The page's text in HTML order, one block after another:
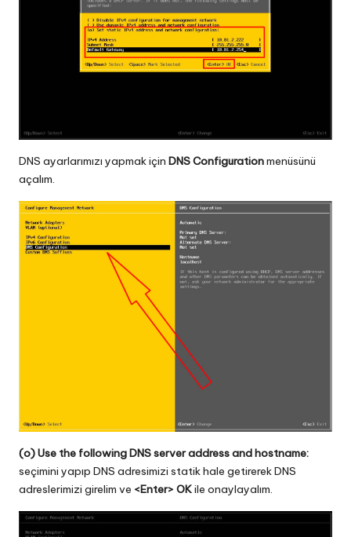
DNS ayarlarımızı yapmak için DNS Configurationmenüsünü
açalım.
(o) Use the following DNS server address and hostname:
seçimini yapıp DNS adresimizi statik hale getirerek DNS
adreslerimizi girelim ve <Enter> OKile onaylayalım.